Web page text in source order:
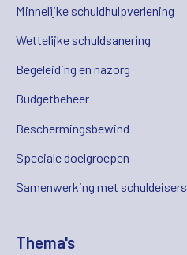
Minnelijke schuldhulpverlening
Wettelijke schuldsanering
Begeleiding en nazorg
Budgetbeheer
Beschermingsbewind
Speciale doelgroepen
Samenwerking met schuldeisers
Thema's